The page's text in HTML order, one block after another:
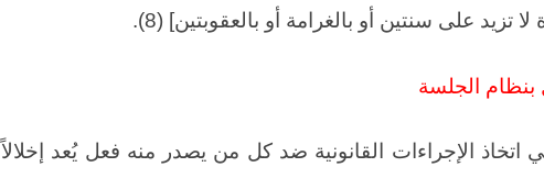
على سنتين أو بالغرامة أو بالعقوبتين] (8).
بنظام الجلسة
الإجراءات القانونية ضد كل من يصدر منه فعل يُعد إخلالاً